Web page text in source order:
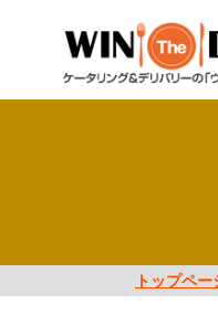
トップペー